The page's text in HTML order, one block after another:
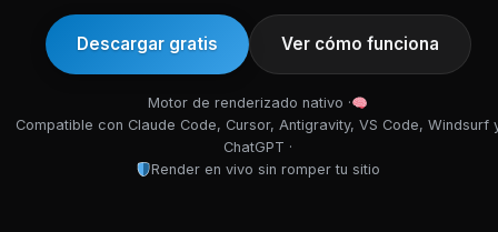
Descargar gratis Ver cómo funciona
Motor de renderizado nativo ·
Compatible con Claude Code, Cursor, Antigravity, VS Code, Windsurf
ChatGPT ·
Render en vivo sin romper tu sitio